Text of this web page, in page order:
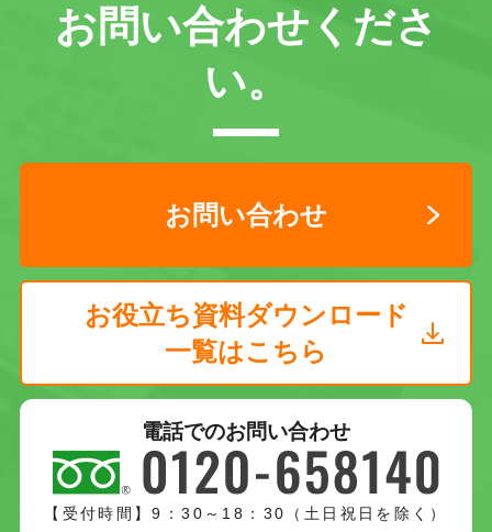
お問い合わせくださ
い。
お問い合わせ
お役立ち資料ダウンロード
一覧はこちら
電話でのお問い合わせ
【受付時間】9：30～18：30（土日祝日を除く）